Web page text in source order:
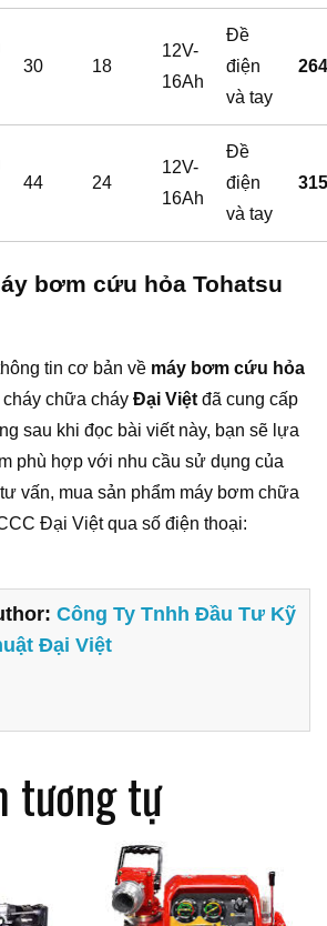
30 18
12V-
16Ah
Đề
điện
và tay
44 24
12V-
16Ah
Đề
điện
và tay
bơm cứu hỏa Tohatsu
tin cơ bản về máy bơm cứu hỏa
cháy chữa cháy Đại Việt đã cung cấp
sau khi đọc bài viết này, bạn sẽ lựa
phù hợp với nhu cầu sử dụng của
vấn, mua sản phẩm máy bơm chữa
Đại Việt qua số điện thoại:
Công Ty Tnhh Đầu Tư Kỹ
Đại Việt
tương tự